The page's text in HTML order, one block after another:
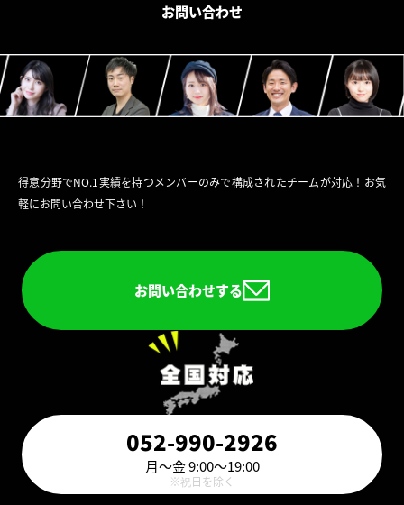
お問い合わせ
得意分野でNO.1実績を持つメンバーのみで構成されたチームが対応！お気
軽にお問い合わせ下さい！
お問い合わせする
052-990-2926